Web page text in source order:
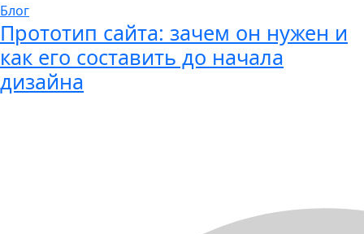
Блог
Прототип сайта: зачем он нужен и
как его составить до начала
дизайна